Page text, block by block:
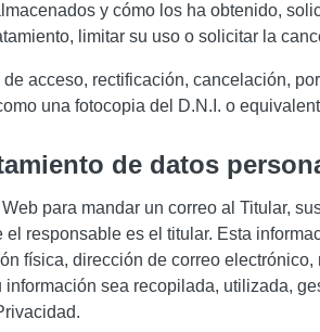
y cómo los ha obtenido,
limitar su uso o solicitar la
acceso, rectificación, cancelación,
una fotocopia del D.N.I. o
de datos
para mandar un correo al Titular,
responsable es el titular. Esta
física, dirección de correo
sea recopilada, utilizada,